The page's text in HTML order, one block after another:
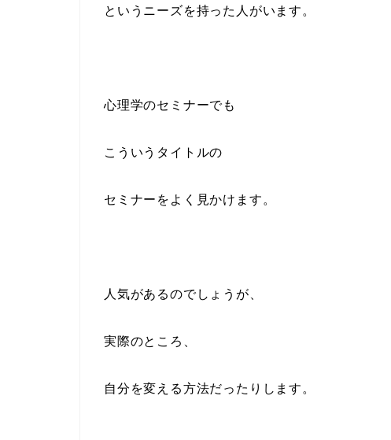
というニーズを持った人がいます。
心理学のセミナーでも
こういうタイトルの
セミナーをよく見かけます。
人気があるのでしょうが、
実際のところ、
自分を変える方法だったりします。